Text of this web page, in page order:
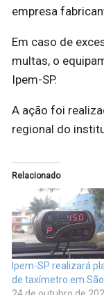
empresa
Em caso de
multas, o
Ipem-SP.
A ação foi
regional do
Relacionado
Ipem-SP realizará
de taxímetro em